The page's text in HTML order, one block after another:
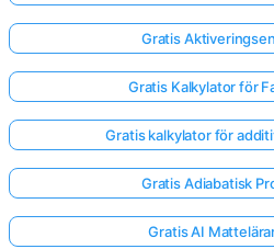
Gratis
Gratis Kalkylator för
Gratis kalkylator för
Gratis Adiabatisk
Gratis AI